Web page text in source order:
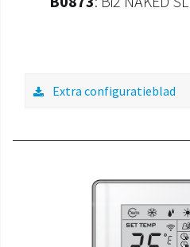
Extra configuratieblad